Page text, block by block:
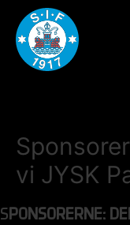
vi JYSK
SPONSORERNE: